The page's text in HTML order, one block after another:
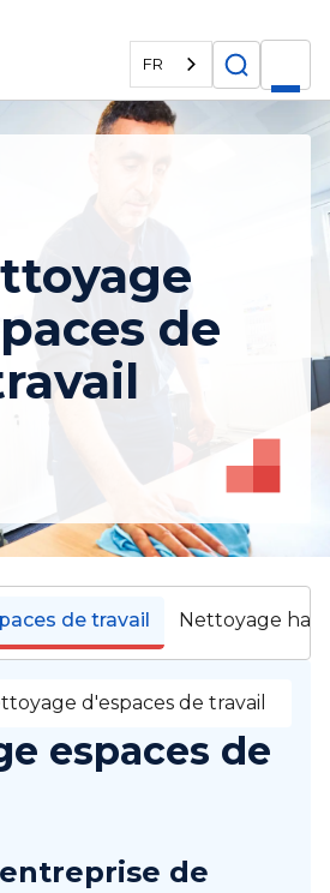
FR
de
Nettoyage
de travail
d'espaces de travail
espaces de
de